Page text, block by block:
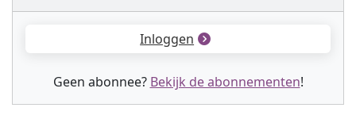
Inloggen
Geen abonnee? Bekijk de abonnementen!